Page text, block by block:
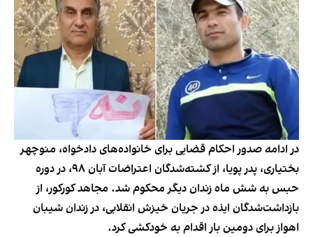
در ادامه صدور احکام قضایی برای خانواده‌های دادخواه، منوچهر
بختیاری، پدر پویا، از کشته‌شدگان اعتراضات آبان ۹۸، در دوره
حبس به شش ماه زندان دیگر محکوم شد. مجاهد کورکور، از
بازداشت‌شدگان ایذه در جریان خیزش انقلابی، در زندان شیبان
اهواز برای دومین بار اقدام به خودکشی کرد.